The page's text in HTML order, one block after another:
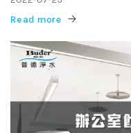
Read more